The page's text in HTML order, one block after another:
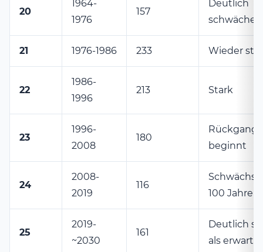
20
1964-
1976
157
Deutlich
schwächer
21 1976-1986 233 Wieder
22
1986-
1996
213 Stark
23
1996-
2008
180
Rückgang
beginnt
24
2008-
2019
116
100 Jahren
25
2019-
~2030
161
Deutlich
als erwartet